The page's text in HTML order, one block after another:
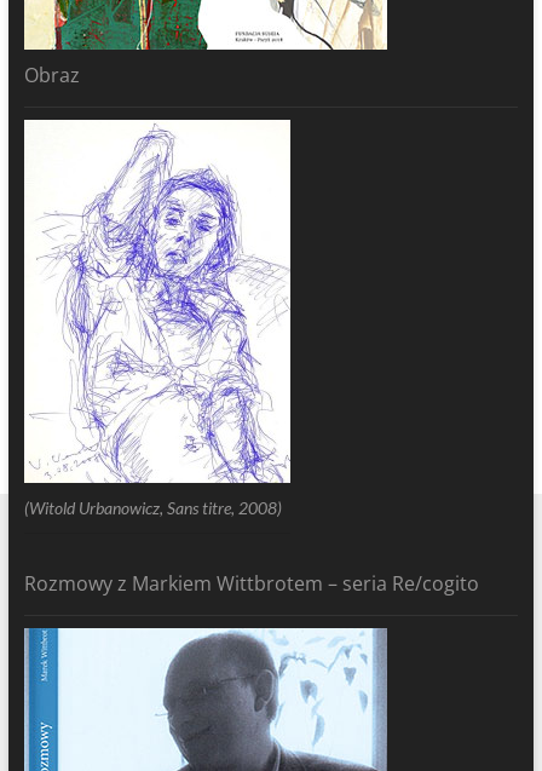
Obraz
(Witold Urbanowicz, Sans titre, 2008)
Rozmowy z Markiem Wittbrotem – seria Re/cogito